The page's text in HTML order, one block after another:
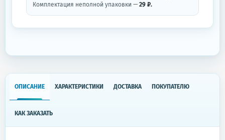
Комплектация неполной упаковки — 29 ₽.
ОПИСАНИЕ ХАРАКТЕРИСТИКИ ДОСТАВКА ПОКУПАТЕЛЮ
КАК ЗАКАЗАТЬ